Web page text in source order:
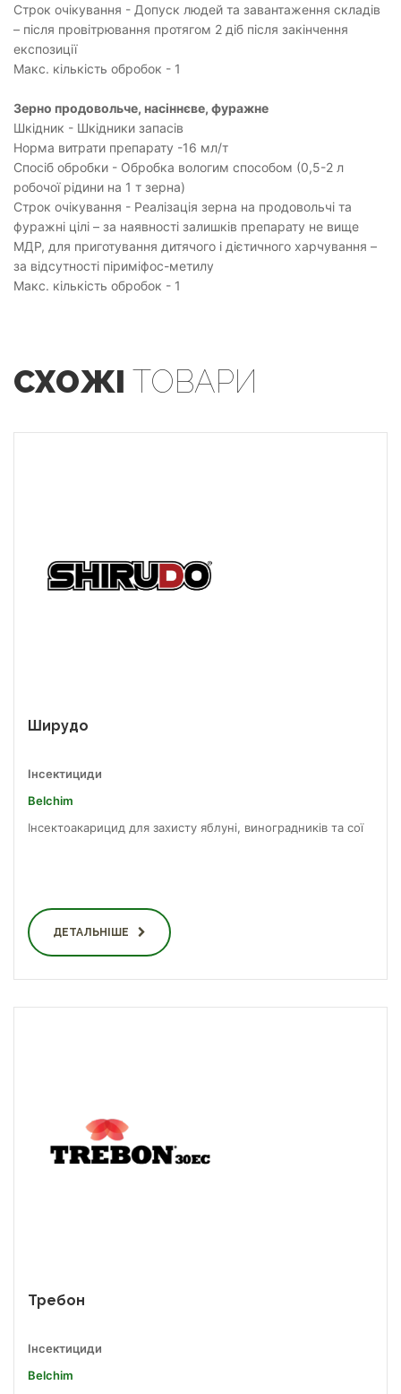
Строк очікування - Допуск людей та завантаження складів
– після провітрювання протягом 2 діб після закінчення
експозиції
Макс. кількість обробок - 1
Зерно продовольче, насіннєве, фуражне
Шкідник - Шкідники запасів
Норма витрати препарату -16 мл/т
Спосіб обробки - Обробка вологим способом (0,5-2 л
робочої рідини на 1 т зерна)
Строк очікування - Реалізація зерна на продовольчі та
фуражні цілі – за наявності залишків препарату не вище
МДР, для приготування дитячого і дієтичного харчування –
за відсутності піриміфос-метилу
Макс. кількість обробок - 1
СХОЖІ ТОВАРИ
Ширудо
Інсектициди
Belchim
Інсектоакарицид для захисту яблуні, виноградників та сої
ДЕТАЛЬНІШЕ
Требон
Інсектициди
Belchim